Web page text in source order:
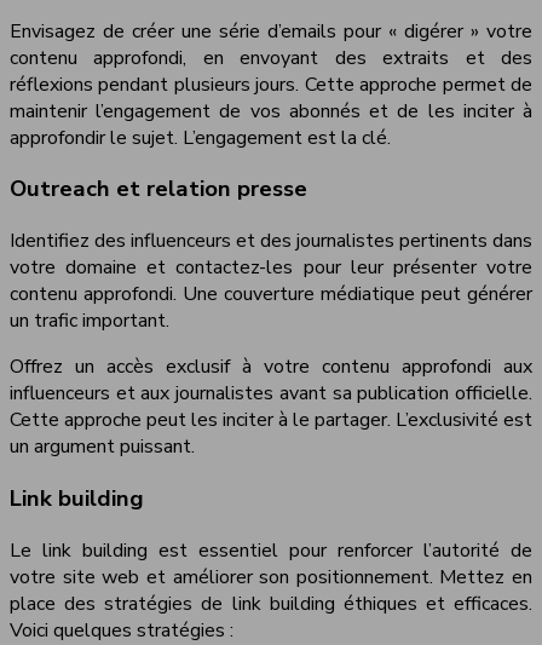
Envisagez de créer une série d’emails pour « digérer » votre
contenu approfondi, en envoyant des extraits et des
réflexions pendant plusieurs jours. Cette approche permet de
maintenir l’engagement de vos abonnés et de les inciter à
approfondir le sujet. L’engagement est la clé.
Outreach et relation presse
Identifiez des influenceurs et des journalistes pertinents dans
votre domaine et contactez-les pour leur présenter votre
contenu approfondi. Une couverture médiatique peut générer
un trafic important.
Offrez un accès exclusif à votre contenu approfondi aux
influenceurs et aux journalistes avant sa publication officielle.
Cette approche peut les inciter à le partager. L’exclusivité est
un argument puissant.
Link building
Le link building est essentiel pour renforcer l’autorité de
votre site web et améliorer son positionnement. Mettez en
place des stratégies de link building éthiques et efficaces.
Voici quelques stratégies :